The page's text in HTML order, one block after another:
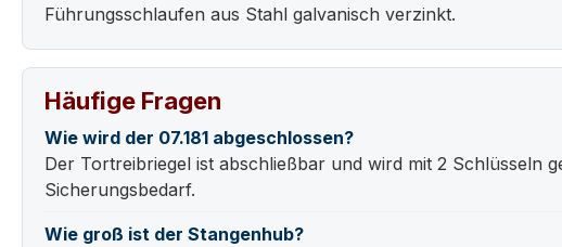
Führungsschlaufen aus Stahl galvanisch verzinkt.
Häufige Fragen
Wie wird der 07.181 abgeschlossen?
Der Tortreibriegel ist abschließbar und wird mit 2 Schlüsseln
Sicherungsbedarf.
Wie groß ist der Stangenhub?